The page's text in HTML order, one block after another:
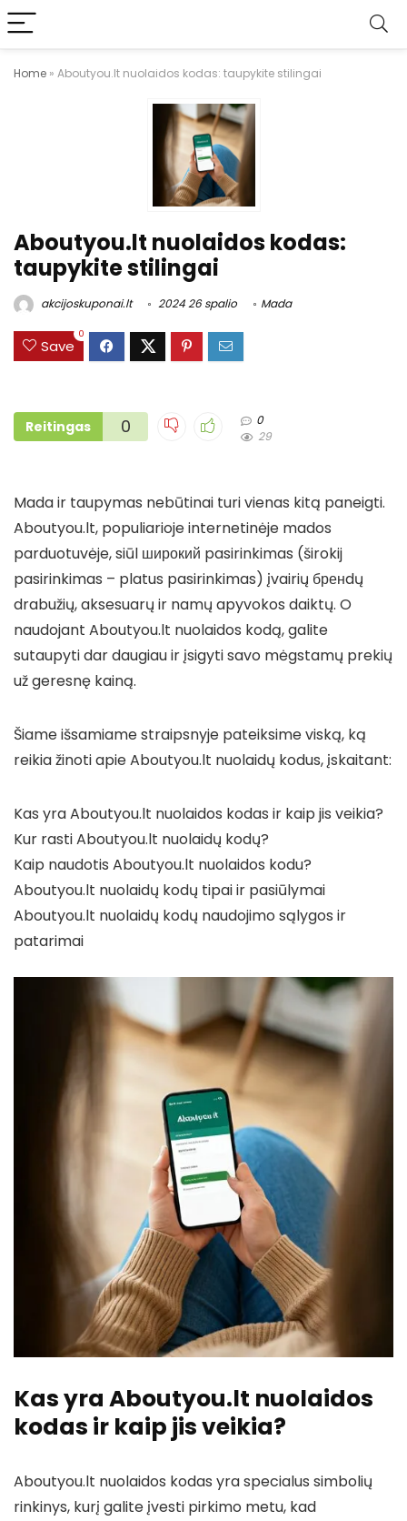
Home » Aboutyou.lt nuolaidos kodas: taupykite stilingai
Aboutyou.lt nuolaidos kodas:
taupykite stilingai
akcijoskuponai.lt 2024 26 spalio Mada
Save
0
Reitingas 0
0
29
Mada ir taupymas nebūtinai turi vienas kitą paneigti.
Aboutyou.lt, populiarioje internetinėje mados
parduotuvėje, siūl широкий pasirinkimas (širokij
pasirinkimas – platus pasirinkimas) įvairių бренdų
drabužių, aksesuarų ir namų apyvokos daiktų. O
naudojant Aboutyou.lt nuolaidos kodą, galite
sutaupyti dar daugiau ir įsigyti savo mėgstamų prekių
už geresnę kainą.
Šiame išsamiame straipsnyje pateiksime viską, ką
reikia žinoti apie Aboutyou.lt nuolaidų kodus, įskaitant:
Kas yra Aboutyou.lt nuolaidos kodas ir kaip jis veikia?
Kur rasti Aboutyou.lt nuolaidų kodų?
Kaip naudotis Aboutyou.lt nuolaidos kodu?
Aboutyou.lt nuolaidų kodų tipai ir pasiūlymai
Aboutyou.lt nuolaidų kodų naudojimo sąlygos ir
patarimai
Kas yra Aboutyou.lt nuolaidos
kodas ir kaip jis veikia?
Aboutyou.lt nuolaidos kodas yra specialus simbolių
rinkinys, kurį galite įvesti pirkimo metu, kad